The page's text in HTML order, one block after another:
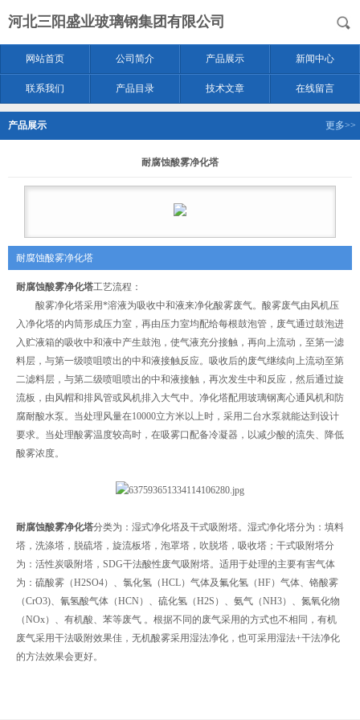
河北三阳盛业玻璃钢集团有限公司
网站首页 公司简介 产品展示 新闻中心
联系我们 产品目录 技术文章 在线留言
产品展示 更多>>
耐腐蚀酸雾净化塔
耐腐蚀酸雾净化塔
耐腐蚀酸雾净化塔工艺流程：
酸雾净化塔采用*溶液为吸收中和液来净化酸雾废气。酸雾废气由风机压
入净化塔的内筒形成压力室，再由压力室均配给每根鼓泡管，废气通过鼓泡进
入贮液箱的吸收中和液中产生鼓泡，使气液充分接触，再向上流动，至第一滤
料层，与第一级喷咀喷出的中和液接触反应。吸收后的废气继续向上流动至第
二滤料层，与第二级喷咀喷出的中和液接触，再次发生中和反应，然后通过旋
流板，由风帽和排风管或风机排入大气中。净化塔配用玻璃钢离心通风机和防
腐耐酸水泵。当处理风量在10000立方米以上时，采用二台水泵就能达到设计
要求。当处理酸雾温度较高时，在吸雾口配备冷凝器，以减少酸的流失、降低
酸雾浓度。
耐腐蚀酸雾净化塔分类为：湿式净化塔及干式吸附塔。湿式净化塔分为：填料
塔，洗涤塔，脱硫塔，旋流板塔，泡罩塔，吹脱塔，吸收塔；干式吸附塔分
为：活性炭吸附塔，SDG干法酸性废气吸附塔。适用于处理的主要有害气体
为：硫酸雾（H2SO4）、氯化氢（HCL）气体及氟化氢（HF）气体、铬酸雾
（CrO3)、氰氢酸气体（HCN）、硫化氢（H2S）、氨气（NH3）、氮氧化物
（NOx）、有机酸、苯等废气 。根据不同的废气采用的方式也不相同，有机
废气采用干法吸附效果佳，无机酸雾采用湿法净化，也可采用湿法+干法净化
的方法效果会更好。